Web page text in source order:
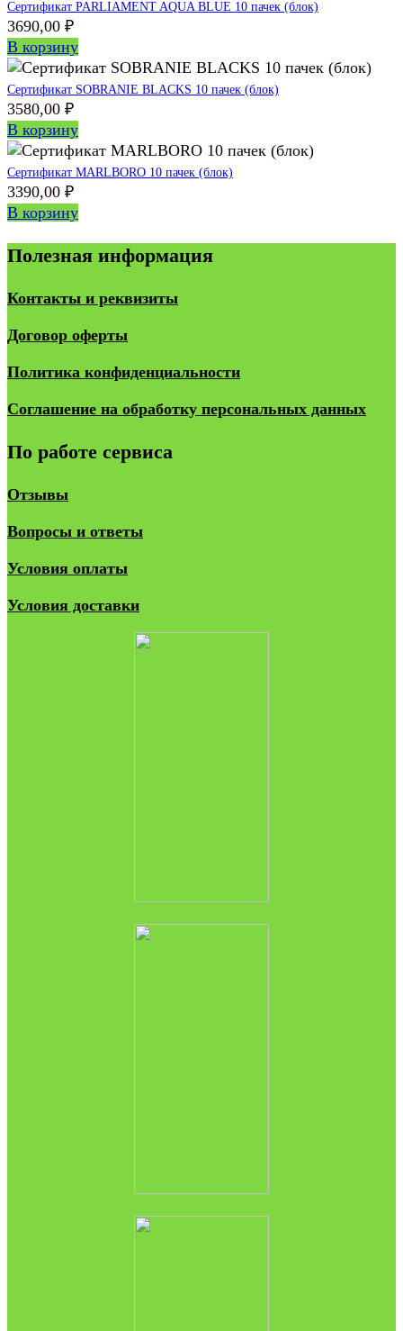
Сертификат PARLIAMENT AQUA BLUE 10 пачек (блок)
3690,00 ₽
В корзину
Сертификат SOBRANIE BLACKS 10 пачек (блок)
3580,00 ₽
В корзину
Сертификат MARLBORO 10 пачек (блок)
3390,00 ₽
В корзину
Полезная информация
Контакты и реквизиты
Договор оферты
Политика конфиденциальности
Соглашение на обработку персональных данных
По работе сервиса
Отзывы
Вопросы и ответы
Условия оплаты
Условия доставки